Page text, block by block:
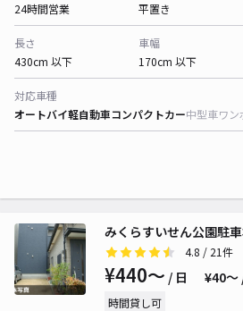
24時間営業
平置き
長さ
430cm 以下
車幅
170cm 以下
対応車種
オートバイ軽自動車コンパクトカー中型車ワン
みくらすいせん公園駐
4.8 / 21件
¥440〜 / 日 ¥40〜
時間貸し可